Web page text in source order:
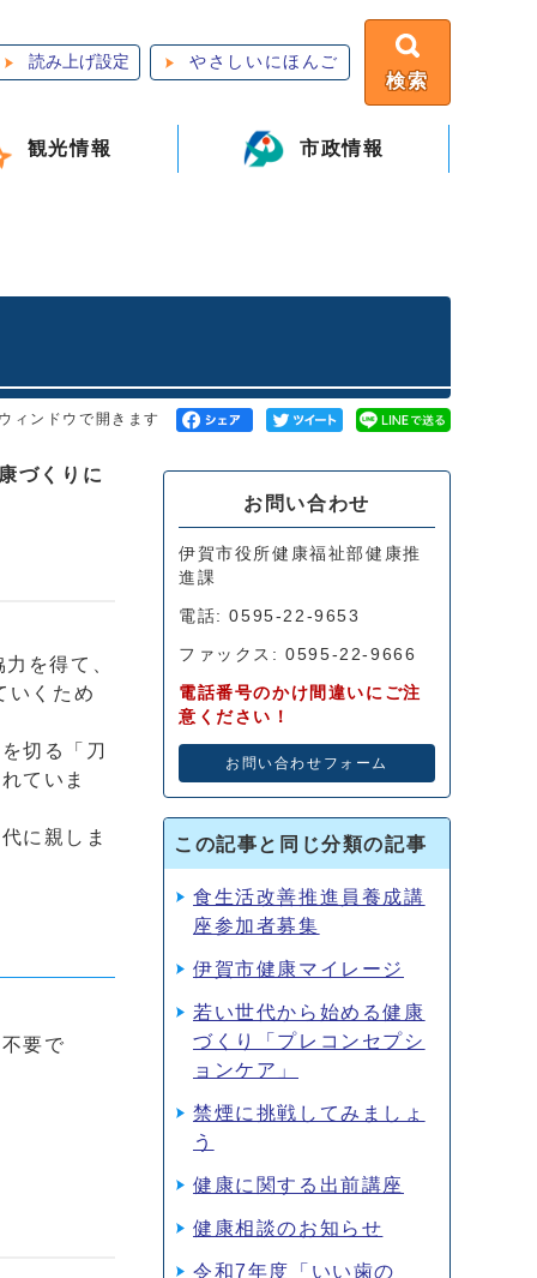
読み上げ設定 やさしいにほんご
検索
観光情報 市政情報
ィンドウで開きます
づくりに
を得て、
いくため
切る「刀
ていま
に親しま
要で
お問い合わせ
伊賀市役所健康福祉部健康推
進課
電話: 0595-22-9653
ファックス: 0595-22-9666
電話番号のかけ間違いにご注
意ください！
お問い合わせフォーム
この記事と同じ分類の記事
食生活改善推進員養成講
座参加者募集
伊賀市健康マイレージ
若い世代から始める健康
づくり「プレコンセプシ
ョンケア」
禁煙に挑戦してみましょ
う
健康に関する出前講座
健康相談のお知らせ
令和7年度「いい歯の